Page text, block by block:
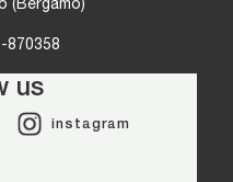
870358
us
instagram